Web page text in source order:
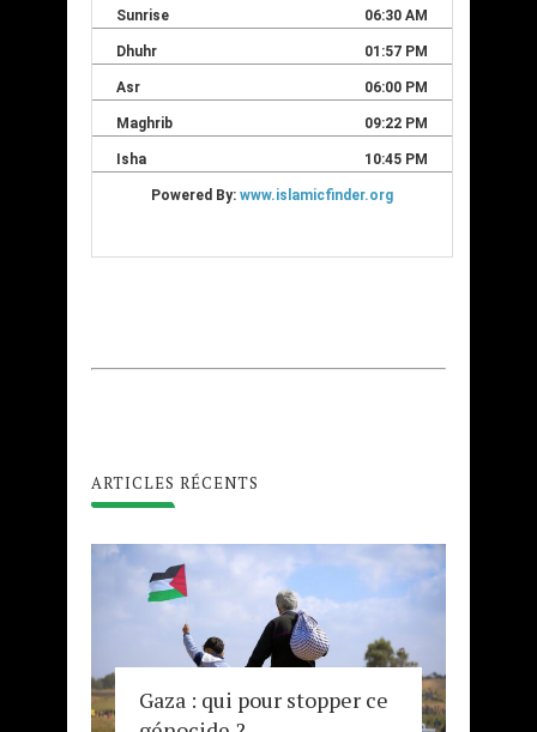
ARTICLES RÉCENTS
Gaza : qui pour stopper ce